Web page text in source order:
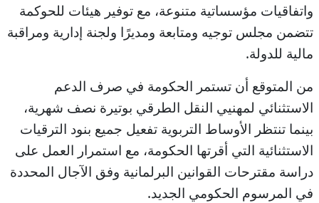
واتفاقيات مؤسساتية متنوعة، مع توفير هيئات للحوكمة
تتضمن مجلس توجيه ومتابعة ومديرًا ولجنة إدارية ومراقبة
مالية للدولة.
من المتوقع أن تستمر الحكومة في صرف الدعم
الاستثنائي لمهنيي النقل الطرقي بوتيرة نصف شهرية،
بينما تنتظر الأوساط التربوية تفعيل جميع بنود الترقيات
الاستثنائية التي أقرتها الحكومة، مع استمرار العمل على
دراسة مقترحات القوانين البرلمانية وفق الآجال المحددة
في المرسوم الحكومي الجديد.